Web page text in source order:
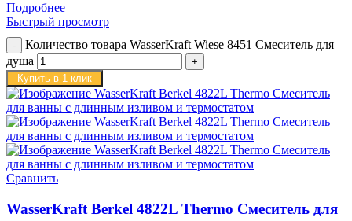
Подробнее
Быстрый просмотр
Количество товара WasserKraft Wiese 8451 Смеситель для
душа
Купить в 1 клик
Сравнить
WasserKraft Berkel 4822L Thermo Смеситель для